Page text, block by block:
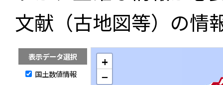
文献（古地図等）の情
表示データ選択
国土数値情報
+
−